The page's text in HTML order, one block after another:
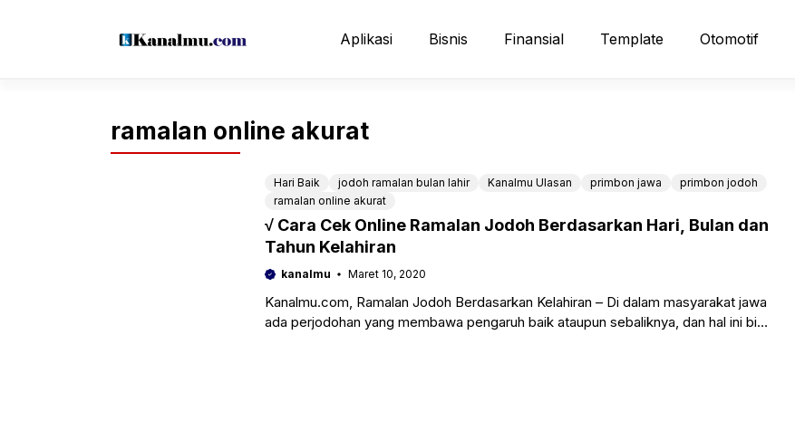
Aplikasi Bisnis Finansial Template Otomotif
ramalan online akurat
Hari Baik jodoh ramalan bulan lahir Kanalmu Ulasan primbon jawa
primbon jodoh
ramalan online akurat
√ Cara Cek Online Ramalan Jodoh Berdasarkan Hari, Bulan dan
Tahun Kelahiran
kanalmu Maret 10, 2020
Kanalmu.com, Ramalan Jodoh Berdasarkan Kelahiran – Di dalam masyarakat jawa
ada perjodohan yang membawa pengaruh baik ataupun sebaliknya, dan hal ini bisa